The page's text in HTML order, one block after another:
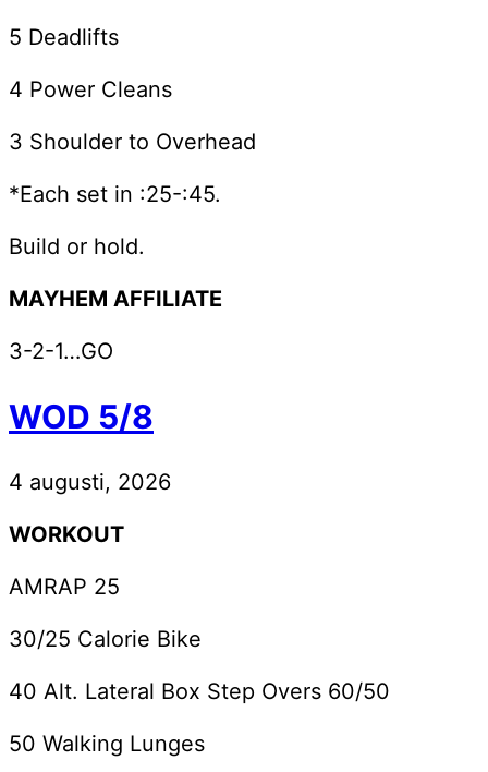
5 Deadlifts
4 Power Cleans
3 Shoulder to Overhead
*Each set in :25-:45.
Build or hold.
MAYHEM AFFILIATE
3-2-1…GO
WOD 5/8
4 augusti, 2026
WORKOUT
AMRAP 25
30/25 Calorie Bike
40 Alt. Lateral Box Step Overs 60/50
50 Walking Lunges